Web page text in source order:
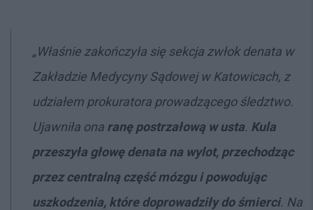
„Właśnie zakończyła się sekcja zwłok denata w
Zakładzie Medycyny Sądowej w Katowicach, z
udziałem prokuratora prowadzącego śledztwo.
Ujawniła ona ranę postrzałową w usta. Kula
przeszyła głowę denata na wylot, przechodząc
przez centralną część mózgu i powodując
uszkodzenia, które doprowadziły do śmierci. Na